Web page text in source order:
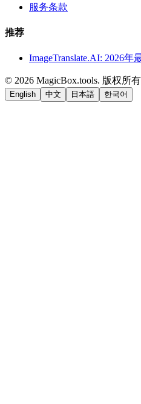
服务条款
推荐
ImageTranslate.AI: 2026
© 2026 MagicBox.tools. 版权所有
English 中文 日本語 한국어